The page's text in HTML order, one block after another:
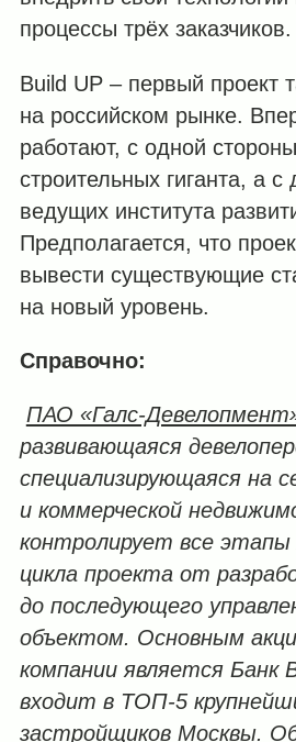
процессы трёх заказчиков.
Build UP – первый проект
на российском рынке.
работают, с одной
строительных гиганта, а с
ведущих института
Предполагается, что
вывести существующие
на новый уровень.
Справочно:
ПАО «Галс-
развивающаяся
специализирующаяся на
и коммерческой
контролирует все этапы
цикла проекта от
до последующего
объектом. Основным
компании является Банк
входит в ТОП-5
застройщиков Москвы.